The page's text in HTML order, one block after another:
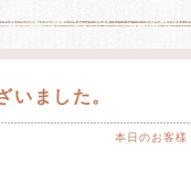
いました。
本日のお客様